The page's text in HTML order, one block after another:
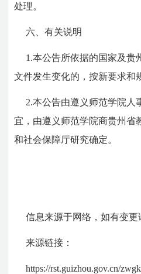
处理。
六、有关说明
1.本公告所依据的国家及贵
文件发生变化的，按新要求和
2.本公告由遵义师范学院人
宜，由遵义师范学院商贵州省
和社会保障厅研究确定。
信息来源于网络，如有变更
来源链接：
https://rst.guizhou.gov.cn/